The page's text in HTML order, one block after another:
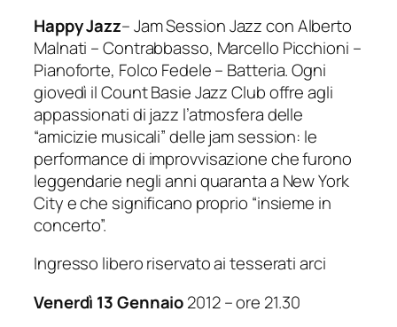
Happy Jazz– Jam Session Jazz con Alberto
Malnati – Contrabbasso, Marcello Picchioni –
Pianoforte, Folco Fedele – Batteria. Ogni
giovedì il Count Basie Jazz Club offre agli
appassionati di jazz l’atmosfera delle
“amicizie musicali” delle jam session: le
performance di improvvisazione che furono
leggendarie negli anni quaranta a New York
City e che significano proprio “insieme in
concerto”.
Ingresso libero riservato ai tesserati arci
Venerdì 13 Gennaio2012 – ore 21.30